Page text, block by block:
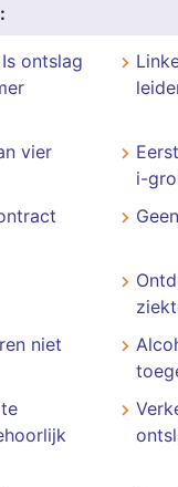
ontslag
vier
i-
niet